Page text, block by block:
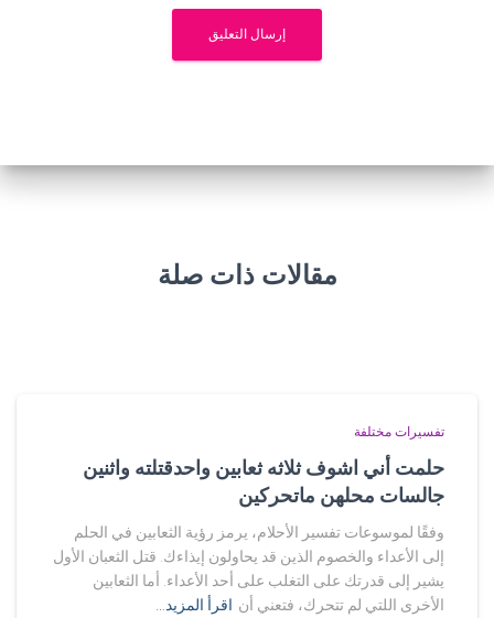
مقالات ذات صلة
تفسيرات مختلفة
حلمت أني اشوف ثلاثه ثعابين واحدقتلته واثنين
جالسات محلهن ماتحركين
وفقًا لموسوعات تفسير الأحلام، يرمز رؤية الثعابين في الحلم
إلى الأعداء والخصوم الذين قد يحاولون إيذاءك. قتل الثعبان الأول
يشير إلى قدرتك على التغلب على أحد الأعداء. أما الثعابين
الأخرى اللتي لم تتحرك، فتعني أن اقرأ المزيد…